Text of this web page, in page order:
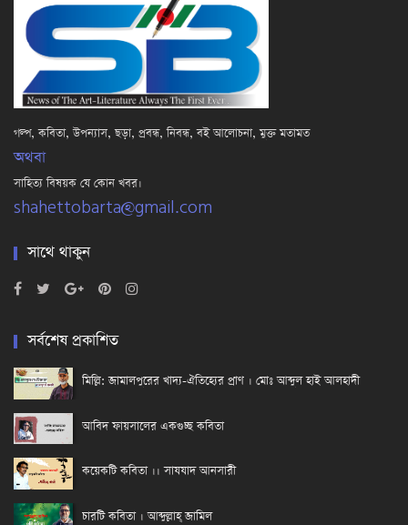
গল্প, কবিতা, উপন্যাস, ছড়া, প্রবন্ধ, নিবন্ধ, বই আলোচনা, মুক্ত মতামত
অথবা
সাহিত্য বিষয়ক যে কোন খবর।
shahettobarta@gmail.com
সাথে থাকুন
সর্বশেষ প্রকাশিত
মিল্লি: জামালপুরের খাদ্য-ঐতিহ্যের প্রাণ । মোঃ আব্দুল হাই আলহাদী
আবিদ ফায়সালের একগুচ্ছ কবিতা
কয়েকটি কবিতা ।। সাযযাদ আনসারী
চারটি কবিতা । আব্দুল্লাহ্ জামিল